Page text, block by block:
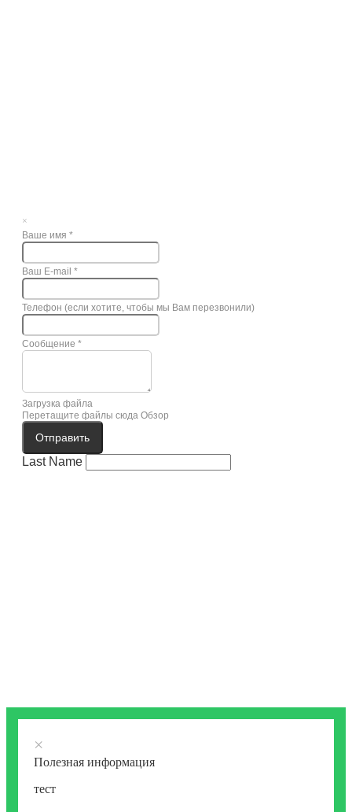
×
Ваше имя *
Ваш E-mail *
Телефон (если хотите, чтобы мы Вам перезвонили)
Сообщение *
Загрузка файла
Перетащите файлы сюда Обзор
Отправить
Last Name
×
Полезная информация
тест